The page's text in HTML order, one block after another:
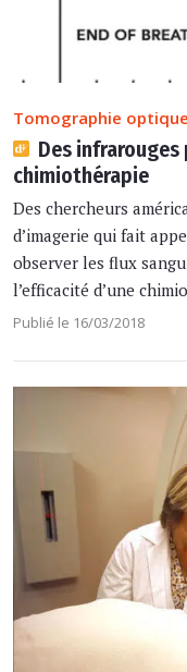
Tomographie
Des
chimiothérapie
Des chercheurs
d’imagerie qui fait
observer les flux
l’efficacité d’une
Publié le 16/03/2018